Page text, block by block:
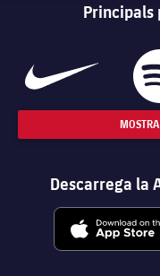
Principals
Descarrega la